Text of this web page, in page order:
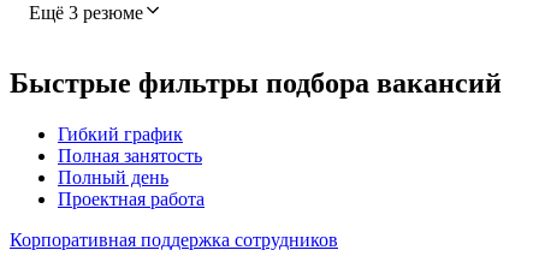
Ещё 3 резюме
Быстрые фильтры подбора вакансий
Гибкий график
Полная занятость
Полный день
Проектная работа
Корпоративная поддержка сотрудников